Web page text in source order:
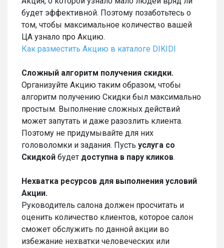
будет эффективной. Поэтому позаботьтесь о
том, чтобы максимальное количество вашей
ЦА узнало про Акцию.
Как разместить Акцию в каталоге DIKIDI
Сложный алгоритм получения скидки.
Организуйте Акцию таким образом, чтобы
алгоритм получению Скидки был максимально
простым. Выполнение сложных действий
может запутать и даже разозлить клиента.
Поэтому не придумывайте для них
головоломки и задания. Пусть услуга со
Скидкой будет доступна в пару кликов.
Нехватка ресурсов для выполнения условий
Акции.
Руководитель салона должен просчитать и
оценить количество клиентов, которое салон
сможет обслужить по данной акции во
избежание нехватки человеческих или